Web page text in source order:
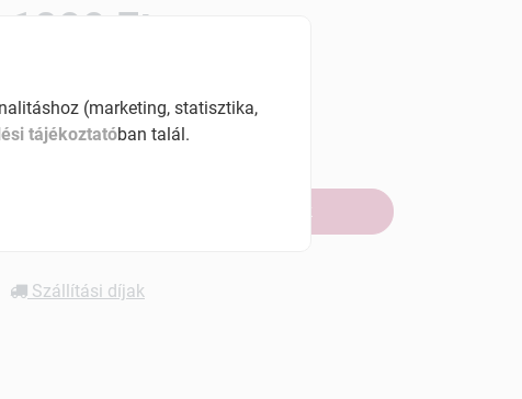
1099 Ft
Készletinformáció:
Szállítási díjak
(marketing, statisztika,
tájékoztatóban talál.